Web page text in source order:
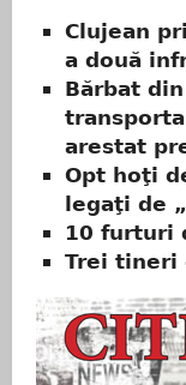
Clujean
a două
Bărbat
arestat
Opt hoţi
legaţi de
10 furturi
Trei tineri